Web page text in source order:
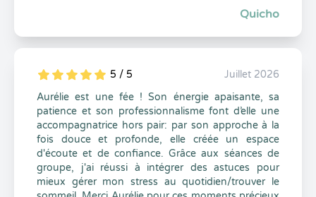
Quicho
5
1
5
0 5 / 5
Juillet 2026
Aurélie est une fée ! Son énergie apaisante, sa
patience et son professionnalisme font d’elle une
accompagnatrice hors pair: par son approche à la
fois douce et profonde, elle créée un espace
d'écoute et de confiance. Grâce aux séances de
groupe, j'ai réussi à intégrer des astuces pour
mieux gérer mon stress au quotidien/trouver le